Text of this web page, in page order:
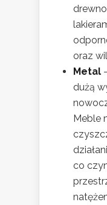
oraz
Metal
dużą
Meble
co